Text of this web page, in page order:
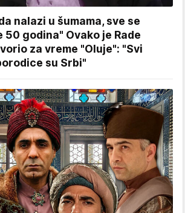
nalazi u šumama, sve se
50 godina" Ovako je Rade
za vreme "Oluje": "Svi
su Srbi"